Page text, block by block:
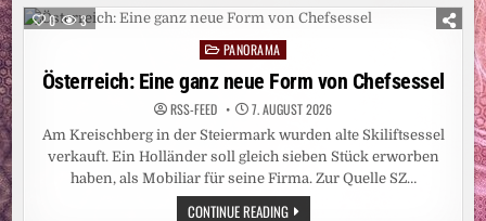
VERBOT
AN
STRAND
0 3
PostedPANORAMA
Österreich: Eine ganz neue Form von Chefsessel
RSS-FEED 7. AUGUST 2026
Am Kreischberg in der Steiermark wurden alte Skiliftsessel
verkauft. Ein Holländer soll gleich sieben Stück erworben
haben, als Mobiliar für seine Firma. Zur Quelle SZ…
CONTINUE READINGÖSTERREICH: